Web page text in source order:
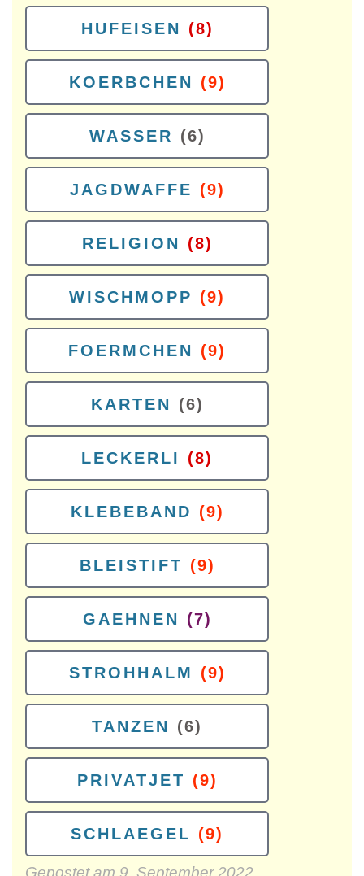
HUFEISEN (8)
KOERBCHEN (9)
WASSER (6)
JAGDWAFFE (9)
RELIGION (8)
WISCHMOPP (9)
FOERMCHEN (9)
KARTEN (6)
LECKERLI (8)
KLEBEBAND (9)
BLEISTIFT (9)
GAEHNEN (7)
STROHHALM (9)
TANZEN (6)
PRIVATJET (9)
SCHLAEGEL (9)
Gepostet am 9. September 2022